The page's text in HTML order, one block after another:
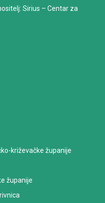
Sirius – Centar za
križevačke županije
županije